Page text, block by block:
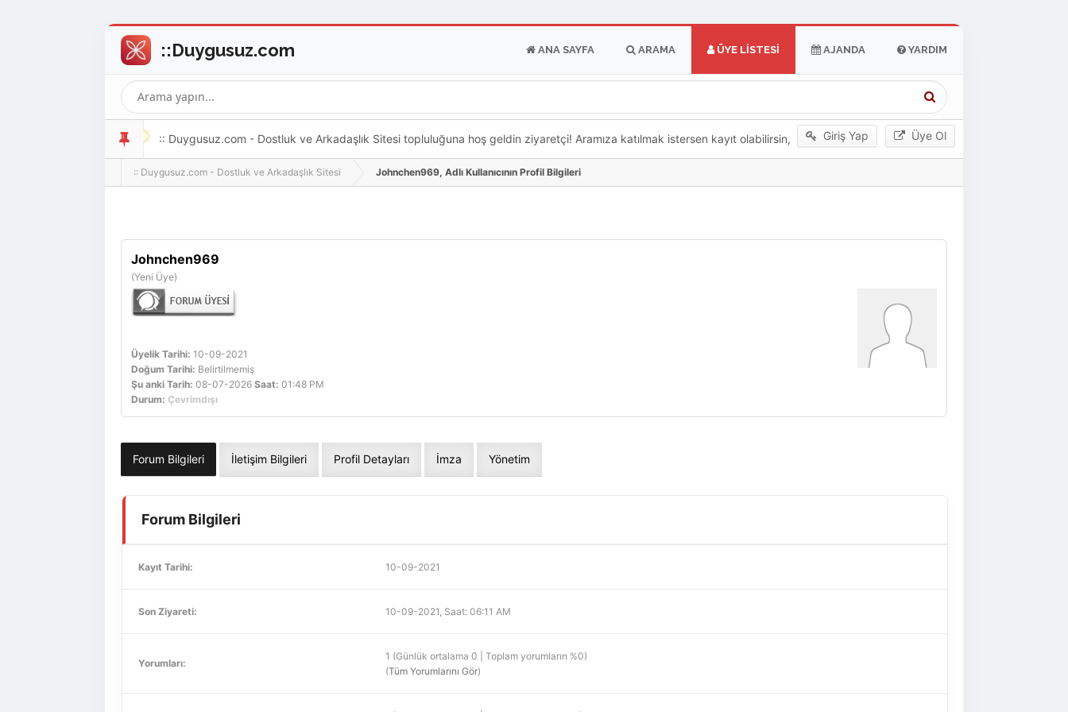
ANA SAYFA ARAMA ÜYE LISTESI AJANDA YARDIM
Giriş Yap Üye Ol
:: Duygusuz.com - Dostluk ve Arkadaşlık Sitesi topluluğuna hoş geldin ziyaretçi! Aramıza katılmak istersen kayıt olabilirsin,
oldukça kolay ve zahmetsizdir.
:: Duygusuz.com - Dostluk ve Arkadaşlık Sitesi Johnchen969, Adlı Kullanıcının Profil Bilgileri
Johnchen969
(Yeni Üye)
Üyelik Tarihi: 10-09-2021
Doğum Tarihi: Belirtilmemiş
Şu anki Tarih: 08-07-2026 Saat: 01:48 PM
Durum: Çevrimdışı
Forum Bilgileri İletişim Bilgileri Profil Detayları İmza Yönetim
Forum Bilgileri
Kayıt Tarihi: 10-09-2021
Son Ziyareti: 10-09-2021, Saat: 06:11 AM
Yorumları:
1 (Günlük ortalama 0 | Toplam yorumların %0)
(Tüm Yorumlarını Gör)